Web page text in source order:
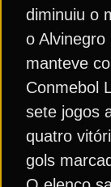
diminuiu o
o
manteve
Conmebol
sete jogos
quatro
gols